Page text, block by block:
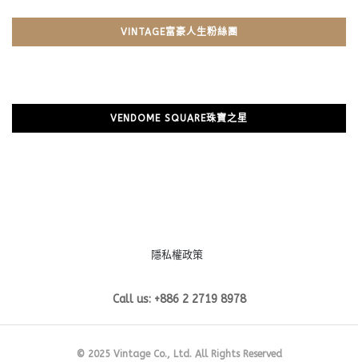
VINTAGE富豪人生粉絲團
VENDOME SQUARE珠寶之星
隱私權政策
Call us: +886 2 2719 8978
© 2025 Vintage Co., Ltd. All Rights Reserved